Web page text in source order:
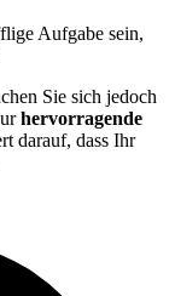
Aufgabe sein,
Sie sich jedoch
hervorragende
darauf, dass Ihr